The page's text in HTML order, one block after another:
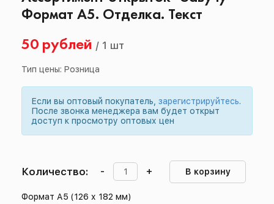
Формат А5. Отделка. Текст
50 рублей / 1 шт
Тип цены: Розница
Если вы оптовый покупатель, зарегистрируйтесь.
После звонка менеджера вам будет открыт
доступ к просмотру оптовых цен
Количество: - + В корзину
Формат А5 (126 х 182 мм)